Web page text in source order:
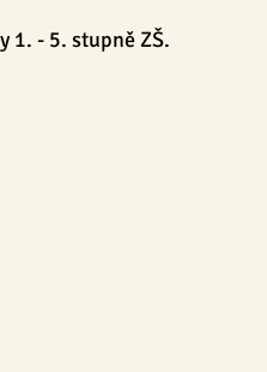
1. - 5. stupně ZŠ.